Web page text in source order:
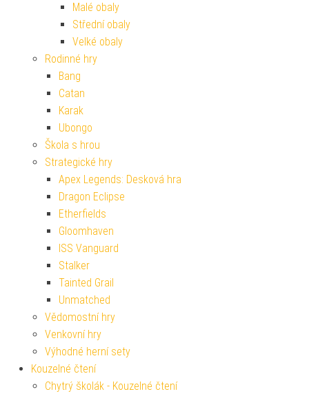
Malé obaly
Střední obaly
Velké obaly
Rodinné hry
Bang
Catan
Karak
Ubongo
Škola s hrou
Strategické hry
Apex Legends: Desková hra
Dragon Eclipse
Etherfields
Gloomhaven
ISS Vanguard
Stalker
Tainted Grail
Unmatched
Vědomostní hry
Venkovní hry
Výhodné herní sety
Kouzelné čtení
Chytrý školák - Kouzelné čtení